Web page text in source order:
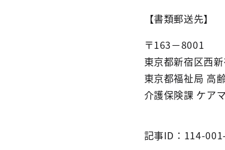
【書類郵送先】
〒163－8001
東京都新宿区⻄
東京都福祉局 ⾼
介護保険課 ケア
記事ID：114-